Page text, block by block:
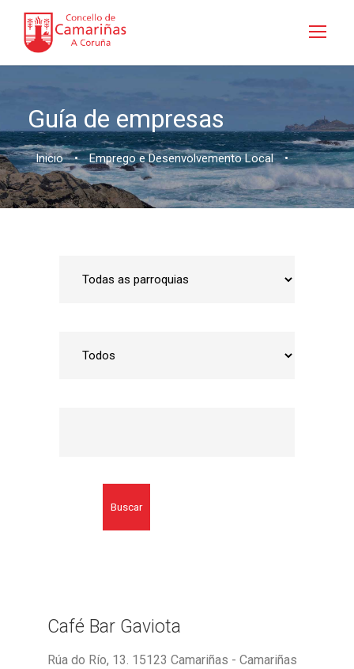
Guía de empresas
Inicio • Emprego e Desenvolvemento Local •
Buscar
Café Bar Gaviota
Rúa do Río, 13. 15123 Camariñas - Camariñas